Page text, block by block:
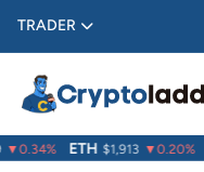
TRADER
ETH $1,913 ▼0.20%